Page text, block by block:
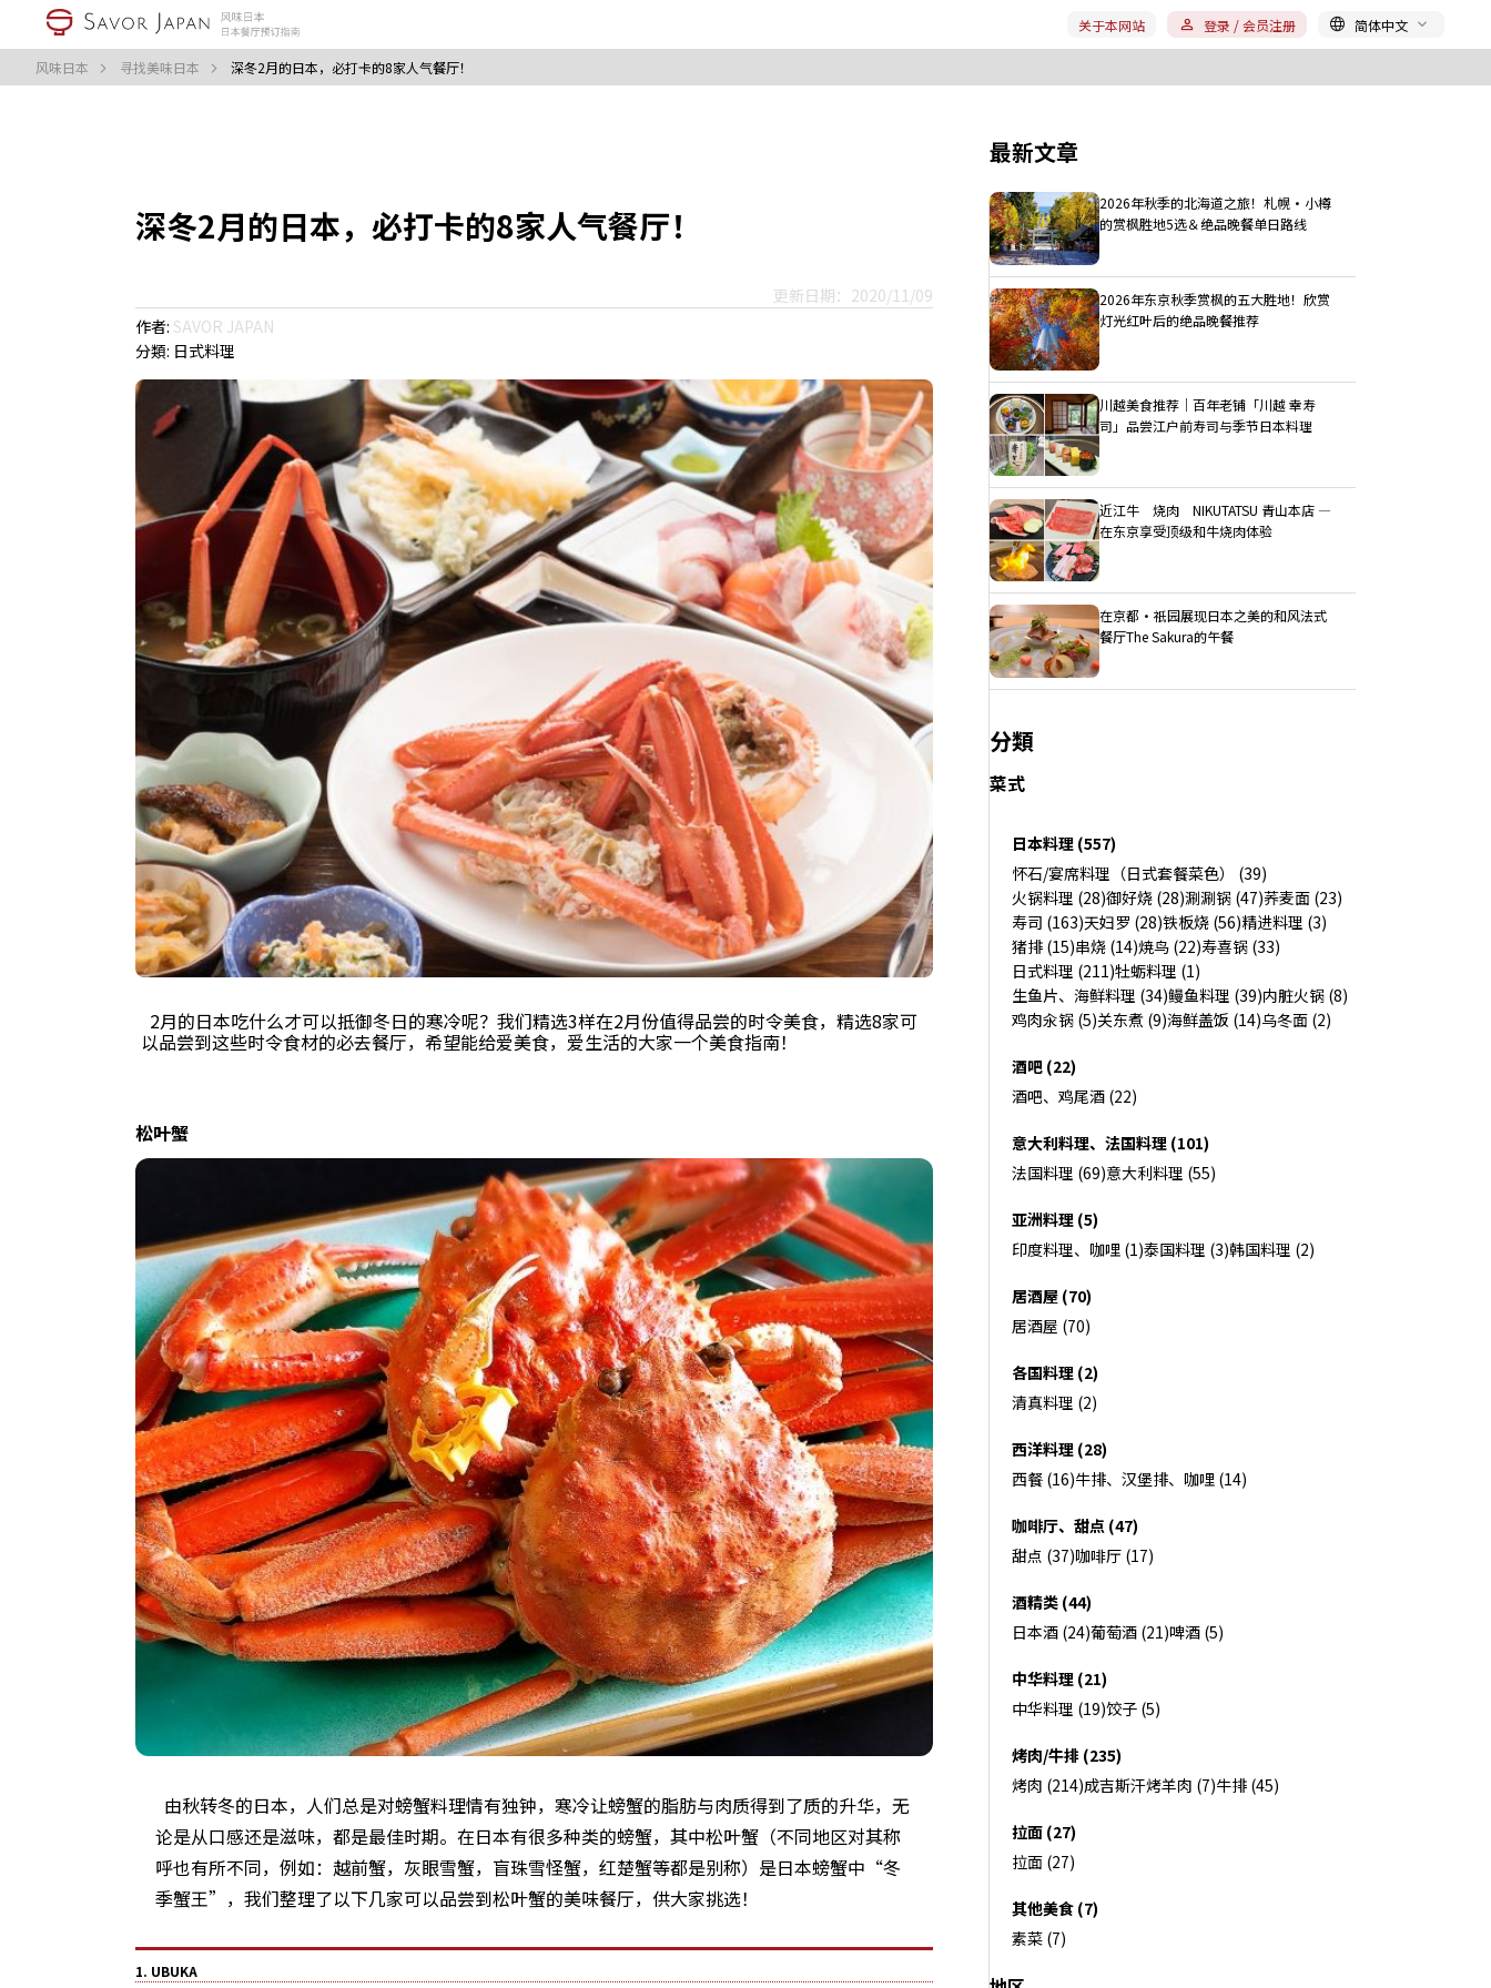
风味日本 寻找美味日本 深冬2月的日本，必打卡的8家人气餐厅！
关于本网站 登录 / 会员注册 简体中文
深冬2月的日本，必打卡的8家人气餐厅！
更新日期：2020/11/09
作者: SAVOR JAPAN
分類: 日式料理
2月的日本吃什么才可以抵御冬日的寒冷呢？我们精选3样在2月份值得品尝的时令美食，精选8家可
以品尝到这些时令食材的必去餐厅，希望能给爱美食，爱生活的大家一个美食指南！
松叶蟹
由秋转冬的日本，人们总是对螃蟹料理情有独钟，寒冷让螃蟹的脂肪与肉质得到了质的升华，无
论是从口感还是滋味，都是最佳时期。在日本有很多种类的螃蟹，其中松叶蟹（不同地区对其称
呼也有所不同，例如：越前蟹，灰眼雪蟹，盲珠雪怪蟹，红楚蟹等都是别称）是日本螃蟹中“冬
季蟹王”，我们整理了以下几家可以品尝到松叶蟹的美味餐厅，供大家挑选！
1. UBUKA
最新文章
2026年秋季的北海道之旅！札幌・小樽
的赏枫胜地5选＆绝品晚餐单日路线
2026年东京秋季赏枫的五大胜地！欣赏
灯光红叶后的绝品晚餐推荐
川越美食推荐｜百年老铺「川越 幸寿
司」品尝江户前寿司与季节日本料理
近江牛 烧肉 NIKUTATSU 青山本店 ―
在东京享受顶级和牛烧肉体验
在京都・祇园展现日本之美的和风法式
餐厅The Sakura的午餐
分類
菜式
日本料理 (557)
怀石/宴席料理（日式套餐菜色） (39)
火锅料理 (28)御好烧 (28)涮涮锅 (47)荞麦面 (23)
寿司 (163)天妇罗 (28)铁板烧 (56)精进料理 (3)
猪排 (15)串烧 (14)焼鸟 (22)寿喜锅 (33)
日式料理 (211)牡蛎料理 (1)
生鱼片、海鲜料理 (34)鳗鱼料理 (39)内脏火锅 (8)
鸡肉汆锅 (5)关东煮 (9)海鲜盖饭 (14)乌冬面 (2)
酒吧 (22)
酒吧、鸡尾酒 (22)
意大利料理、法国料理 (101)
法国料理 (69)意大利料理 (55)
亚洲料理 (5)
印度料理、咖哩 (1)泰国料理 (3)韩国料理 (2)
居酒屋 (70)
居酒屋 (70)
各国料理 (2)
清真料理 (2)
西洋料理 (28)
西餐 (16)牛排、汉堡排、咖哩 (14)
咖啡厅、甜点 (47)
甜点 (37)咖啡厅 (17)
酒精类 (44)
日本酒 (24)葡萄酒 (21)啤酒 (5)
中华料理 (21)
中华料理 (19)饺子 (5)
烤肉/牛排 (235)
烤肉 (214)成吉斯汗烤羊肉 (7)牛排 (45)
拉面 (27)
拉面 (27)
其他美食 (7)
素菜 (7)